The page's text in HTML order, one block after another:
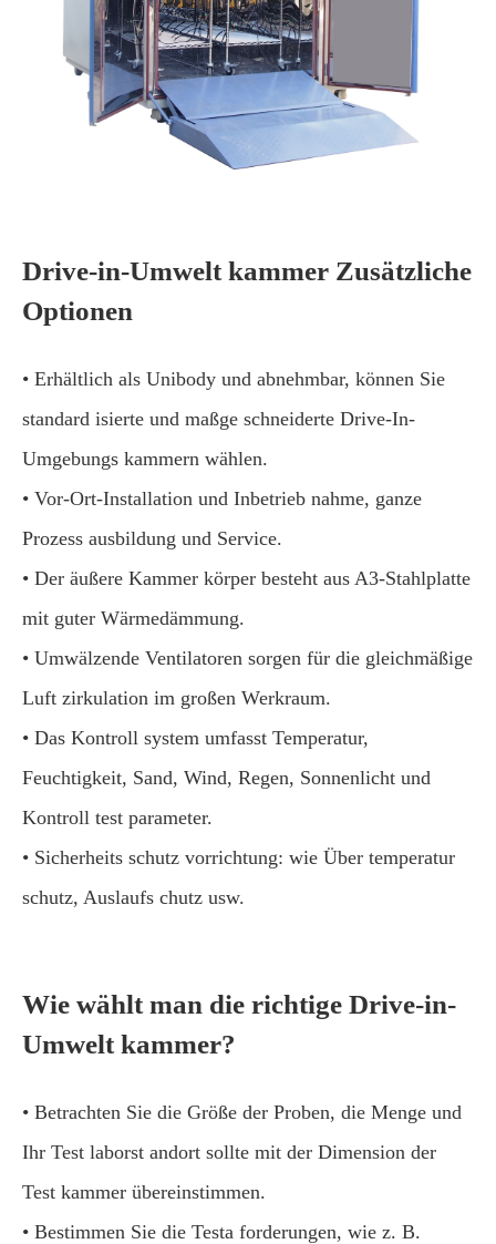
Drive-in-Umwelt kammer Zusätzliche
Optionen
• Erhältlich als Unibody und abnehmbar, können Sie
standard isierte und maßge schneiderte Drive-In-
Umgebungs kammern wählen.
• Vor-Ort-Installation und Inbetrieb nahme, ganze
Prozess ausbildung und Service.
• Der äußere Kammer körper besteht aus A3-Stahlplatte
mit guter Wärmedämmung.
• Umwälzende Ventilatoren sorgen für die gleichmäßige
Luft zirkulation im großen Werkraum.
• Das Kontroll system umfasst Temperatur,
Feuchtigkeit, Sand, Wind, Regen, Sonnenlicht und
Kontroll test parameter.
• Sicherheits schutz vorrichtung: wie Über temperatur
schutz, Auslaufs chutz usw.
Wie wählt man die richtige Drive-in-
Umwelt kammer?
• Betrachten Sie die Größe der Proben, die Menge und
Ihr Test laborst andort sollte mit der Dimension der
Test kammer übereinstimmen.
• Bestimmen Sie die Testa forderungen, wie z. B.